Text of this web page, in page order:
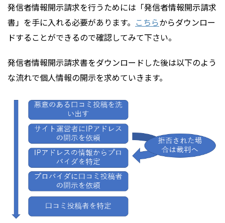
発信者情報開示請求を行うためには「発信者情報開示請求
書」を手に入れる必要があります。 こちらからダウンロー
ドすることができるので確認してみて下さい。
発信者情報開示請求書をダウンロードした後は以下のよう
な流れで個人情報の開示を求めていきます。